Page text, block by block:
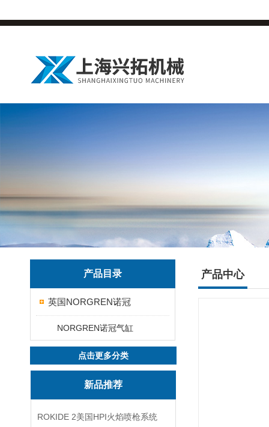
产品目录
英国NORGREN诺冠
NORGREN诺冠气缸
点击更多分类
新品推荐
ROKIDE 2美国HPI火焰喷枪系统
产品中心